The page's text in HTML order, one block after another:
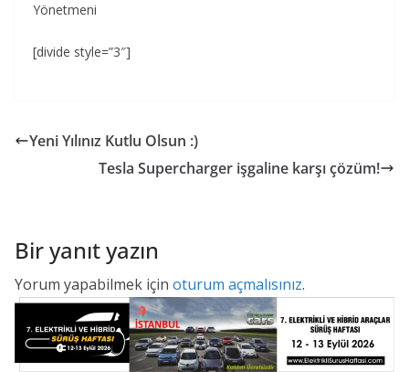
Yönetmeni
[divide style=”3″]
Yeni Yılınız Kutlu Olsun :)
Tesla Supercharger işgaline karşı çözüm!
Bir yanıt yazın
Yorum yapabilmek için oturum açmalısınız.